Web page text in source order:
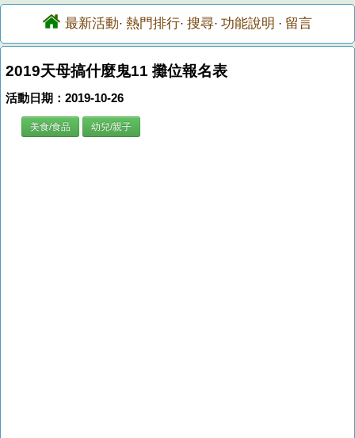
最新活動· 熱門排行· 搜尋· 功能說明 · 留言
2019天母搞什麼鬼11 攤位報名表
活動日期：2019-10-26
美食/食品 幼兒/親子